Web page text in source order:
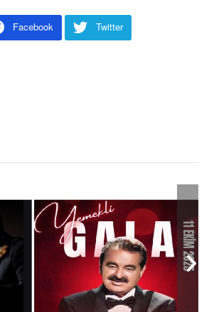
Facebook
Twitter